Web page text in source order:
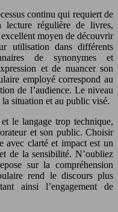
continu qui requiert de
lecture régulière de livres,
moyen de découvrir
utilisation dans différents
de synonymes et
et de nuancer son
employé correspond au
de l’audience. Le niveau
situation et au public visé.
le langage trop technique,
et son public. Choisir
avec clarté et impact est un
de la sensibilité. N’oubliez
sur la compréhension
rend le discours plus
ainsi l’engagement de